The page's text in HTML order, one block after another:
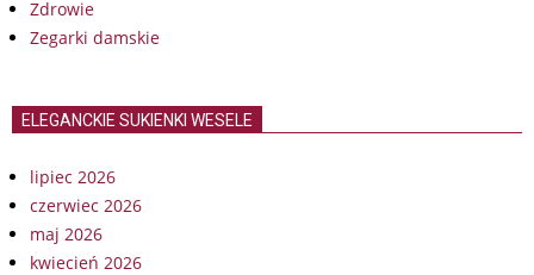
Zdrowie
Zegarki damskie
ELEGANCKIE SUKIENKI WESELE
lipiec 2026
czerwiec 2026
maj 2026
kwiecień 2026